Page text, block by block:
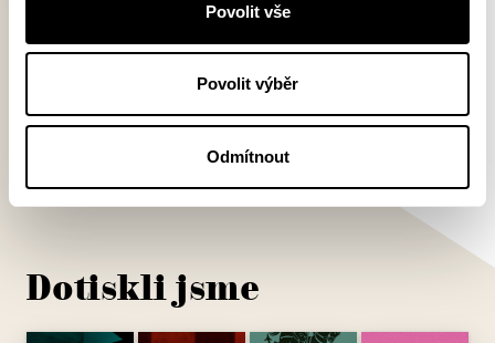
Povolit vše
Povolit výběr
Odmítnout
Ivana Čornejová
Dotiskli jsme